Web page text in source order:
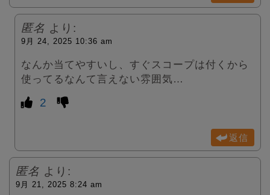
匿名 より:
9月 24, 2025 10:36 am
なんか当てやすいし、すぐスコープは付くから
使ってるなんて言えない雰囲気…
2
返信
匿名 より:
9月 21, 2025 8:24 am